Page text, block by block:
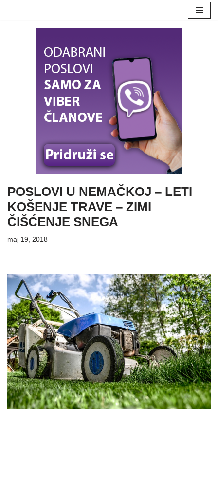
POSLOVI U NEMAČKOJ – LETI
KOŠENJE TRAVE – ZIMI
ČIŠĆENJE SNEGA
maj 19, 2018